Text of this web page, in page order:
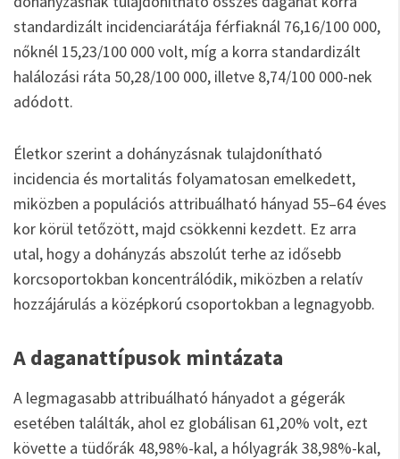
standardizált incidenciarátája férfiaknál 76,16/100 000,
nőknél 15,23/100 000 volt, míg a korra standardizált
halálozási ráta 50,28/100 000, illetve 8,74/100 000-nek
adódott.
Életkor szerint a dohányzásnak tulajdonítható
incidencia és mortalitás folyamatosan emelkedett,
miközben a populációs attribuálható hányad 55–64 éves
kor körül tetőzött, majd csökkenni kezdett. Ez arra
utal, hogy a dohányzás abszolút terhe az idősebb
korcsoportokban koncentrálódik, miközben a relatív
hozzájárulás a középkorú csoportokban a legnagyobb.
A daganattípusok mintázata
A legmagasabb attribuálható hányadot a gégerák
esetében találták, ahol ez globálisan 61,20% volt, ezt
követte a tüdőrák 48,98%-kal, a hólyagrák 38,98%-kal,